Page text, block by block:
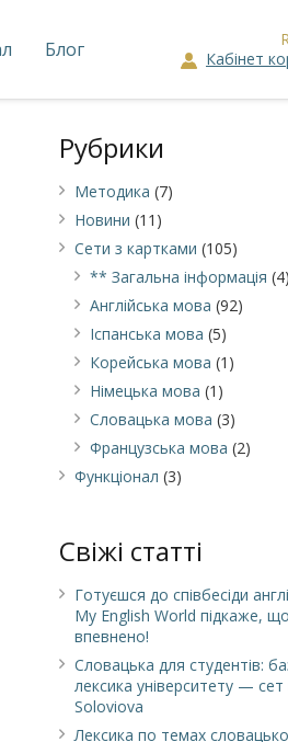
Блог
Кабінет
Рубрики
Методика (7)
Новини (11)
Сети з картками (105)
** Загальна інформація (4)
Англійська мова (92)
Іспанська мова (5)
Корейська мова (1)
Німецькa мова (1)
Словацька мова (3)
Французська мова (2)
Функціонал (3)
Свіжі статті
Готуєшся до співбесіди
My English World підкаже,
впевнено!
Словацька для студентів:
лексика університету — сет
Soloviova
Лексика по темах